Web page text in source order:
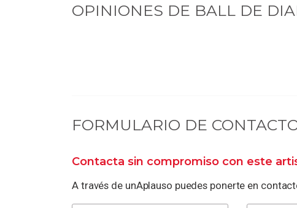
OPINIONES DE BALL DE
FORMULARIO DE
Contacta sin compromiso con este
A través de unAplauso puedes ponerte en